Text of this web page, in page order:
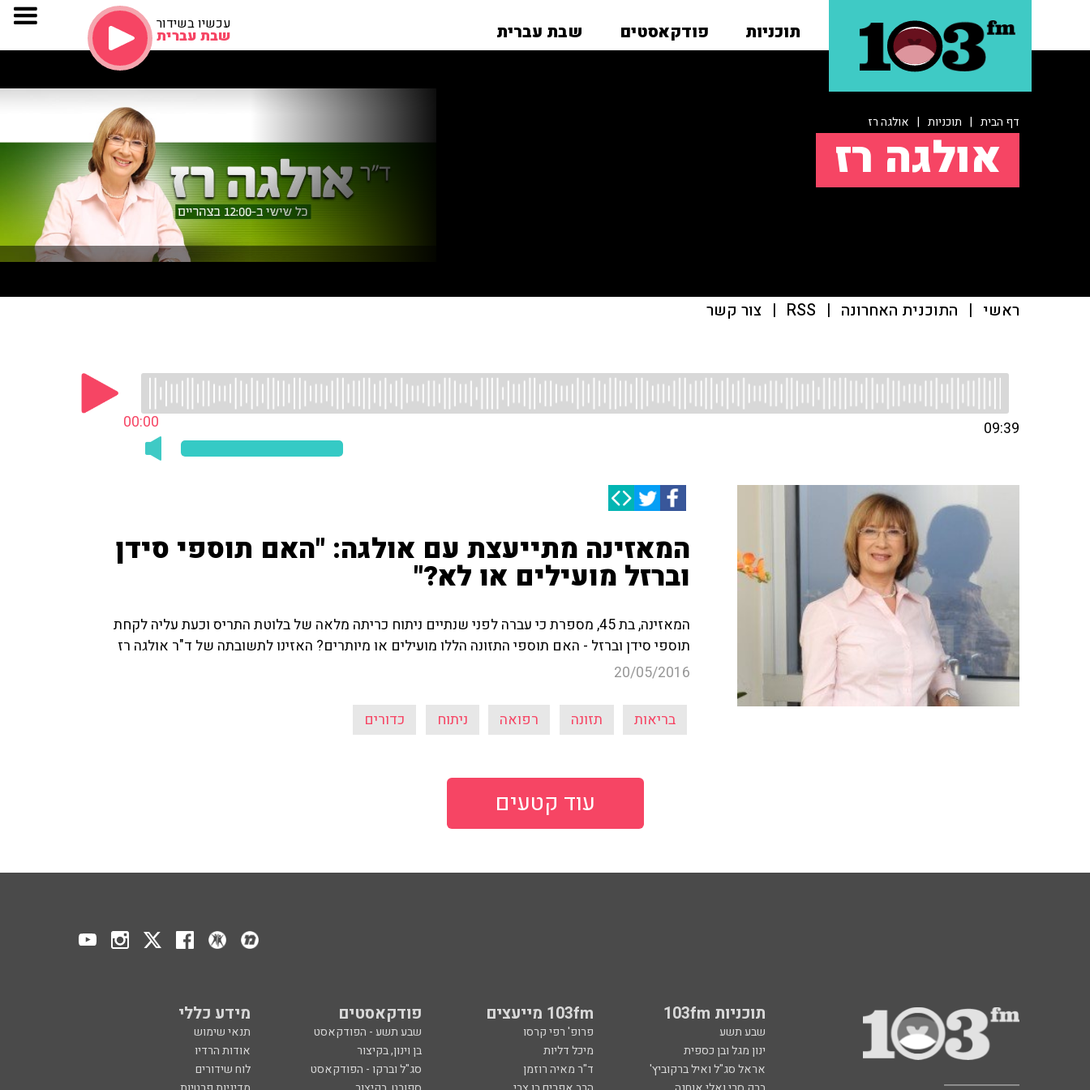
תוכניות פודקאסטים שבת עברית עכשיו בשידור
שבת עברית
דף הבית | תוכניות | אולגה רז
אולגה רז
ראשי | התוכנית האחרונה |
RSS
| צור קשר
00:00 09:39
המאזינה מתייעצת עם אולגה: "האם תוספי סידן
וברזל מועילים או לא?"
המאזינה, בת 45, מספרת כי עברה לפני שנתיים ניתוח כריתה מלאה של בלוטת התריס וכעת עליה לקחת
תוספי סידן וברזל - האם תוספי התזונה הללו מועילים או מיותרים? האזינו לתשובתה של ד"ר אולגה רז
20/05/2016
בריאות תזונה רפואה ניתוח כדורים
עוד קטעים
תוכניות 103fm 103fm מייעצים פודקאסטים מידע כללי
שבע תשע פרופ' רפי קרסו שבע תשע - הפודקאסט
תנאי שימוש
ינון מגל ובן כספית
מיכל דליות בן וינון, בקיצור
אודות הרדיו
אראל סג"ל ואיל ברקוביץ'
ד"ר מאיה רוזמן סג"ל וברקו - הפודקאסט
לוח שידורים